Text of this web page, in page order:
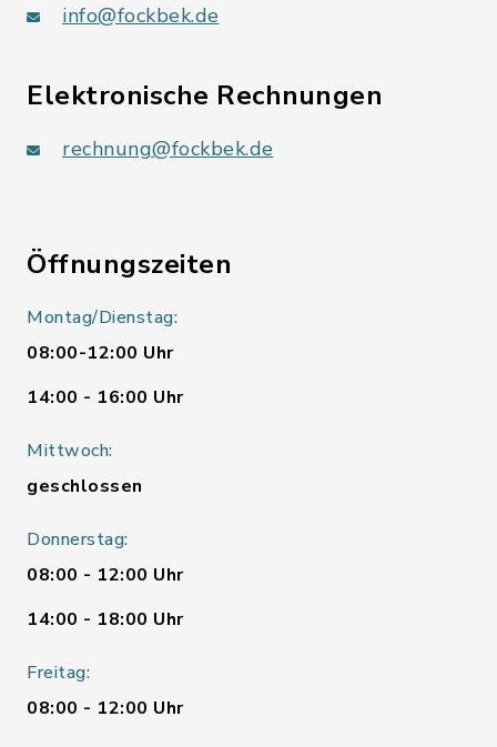
info@fockbek.de
Elektronische Rechnungen
rechnung@fockbek.de
Öffnungszeiten
Montag/Dienstag:
08:00-12:00 Uhr
14:00 - 16:00 Uhr
Mittwoch:
geschlossen
Donnerstag:
08:00 - 12:00 Uhr
14:00 - 18:00 Uhr
Freitag:
08:00 - 12:00 Uhr